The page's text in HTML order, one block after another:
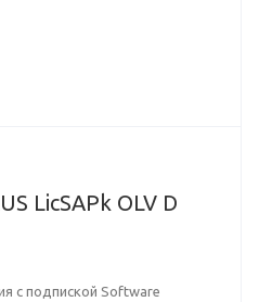
LicSAPk OLV D
с подпиской Software